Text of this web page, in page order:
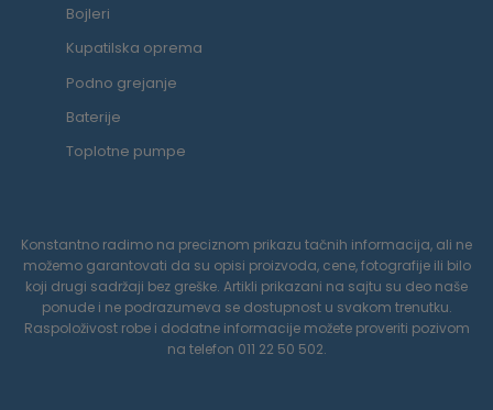
Bojleri
Kupatilska oprema
Podno grejanje
Baterije
Toplotne pumpe
Konstantno radimo na preciznom prikazu tačnih informacija, ali ne
možemo garantovati da su opisi proizvoda, cene, fotografije ili bilo
koji drugi sadržaji bez greške. Artikli prikazani na sajtu su deo naše
ponude i ne podrazumeva se dostupnost u svakom trenutku.
Raspoloživost robe i dodatne informacije možete proveriti pozivom
na telefon 011 22 50 502.